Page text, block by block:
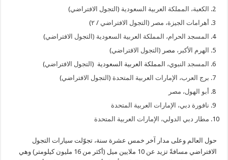
الكعبة، المملكة العربية السعودية(التجول الافتراضي)
أهرامات الجيزة، مصر (التجول الافتراضي/ ٢)
المسجد الحرام، المملكة العربية السعودية (التجول الافتراضي)
الهرم الأكبر،مصر (التجول الافتراضي)
المسجد النبوي، المملكة العربية السعودية (التجول الافتراضي)
برج العرب، الإمارات العربية المتحدة(التجول الافتراضي)
أبو الهول، مصر
نافورة دبي، الإمارات العربية المتحدة
مطار دبي الدولي، الإمارات العربية المتحدة
حول العالم وعلى مدار آخر خمس عشرة سنة، تجوّلت سيارات التجول
الافتراضي مسافةً تزيد عن 10 ملايين ميل (أكثر من 16 مليون كيلومتر) وهي